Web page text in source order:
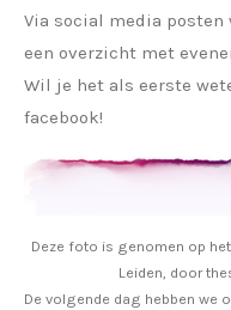
Via social media posten
een overzicht met
Wil je het als eerste
facebook!
Deze foto is genomen op
Leiden, door
De volgende dag hebben we